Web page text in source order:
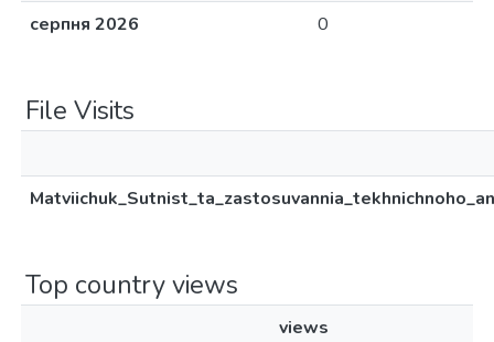
серпня 2026
0
File Visits
Top country views
views